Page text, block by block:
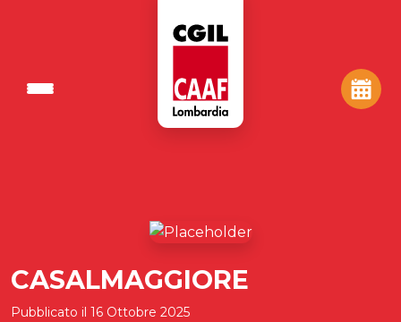
CASALMAGGIORE
Pubblicato il 16 Ottobre 2025